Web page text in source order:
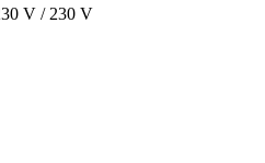
V / 230 V